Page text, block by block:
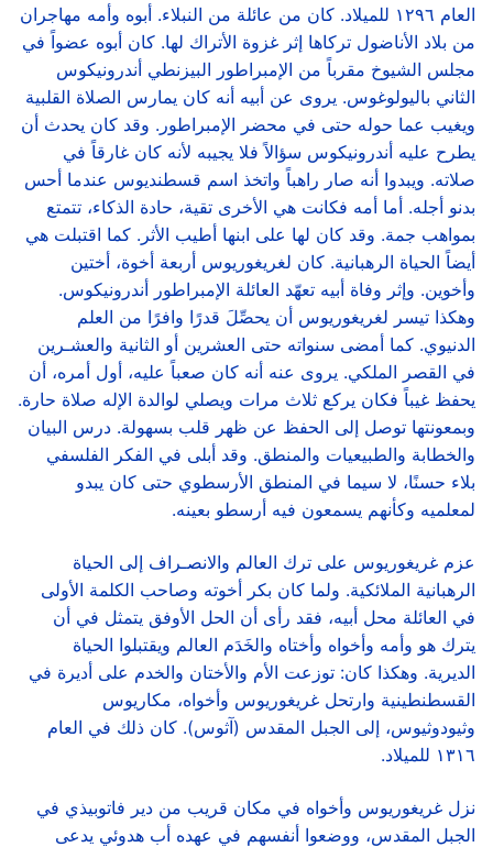
العام ١٢٩٦ للميلاد. كان من عائلة من النبلاء. أبوه وأمه مهاجران
من بلاد الأناضول تركاها إثر غزوة الأتراك لها. كان أبوه عضواً في
مجلس الشيوخ مقرباً من الإمبراطور البيزنطي أندرونيكوس
الثاني باليولوغوس. يروى عن أبيه أنه كان يمارس الصلاة القلبية
ويغيب عما حوله حتى في محضر الإمبراطور. وقد كان يحدث أن
يطرح عليه أندرونيكوس سؤالاً فلا يجيبه لأنه كان غارقاً في
صلاته. ويبدوا أنه صار راهباً واتخذ اسم قسطنديوس عندما أحس
بدنو أجله. أما أمه فكانت هي الأخرى تقية، حادة الذكاء، تتمتع
بمواهب جمة. وقد كان لها على ابنها أطيب الأثر. كما اقتبلت هي
أيضاً الحياة الرهبانية. كان لغريغوريوس أربعة أخوة، أختين
وأخوين. وإثر وفاة أبيه تعهّد العائلة الإمبراطور أندرونيكوس.
وهكذا تيسر لغريغوريوس أن يحصِّلَ قدرًا وافرًا من العلم
الدنيوي. كما أمضى سنواته حتى العشرين أو الثانية والعشـرين
في القصر الملكي. يروى عنه أنه كان صعباً عليه، أول أمره، أن
يحفظ غيباً فكان يركع ثلاث مرات ويصلي لوالدة الإله صلاة حارة.
وبمعونتها توصل إلى الحفظ عن ظهر قلب بسهولة. درس البيان
والخطابة والطبيعيات والمنطق. وقد أبلى في الفكر الفلسفي
بلاء حسنًا، لا سيما في المنطق الأرسطوي حتى كان يبدو
لمعلميه وكأنهم يسمعون فيه أرسطو بعينه.
عزم غريغوريوس على ترك العالم والانصـراف إلى الحياة
الرهبانية الملائكية. ولما كان بكر أخوته وصاحب الكلمة الأولى
في العائلة محل أبيه، فقد رأى أن الحل الأوفق يتمثل في أن
يترك هو وأمه وأخواه وأختاه والخَدَم العالم ويقتبلوا الحياة
الديرية. وهكذا كان: توزعت الأم والأختان والخدم على أديرة في
القسطنطينية وارتحل غريغوريوس وأخواه، مكاريوس
وثيودوثيوس، إلى الجبل المقدس (آثوس). كان ذلك في العام
١٣١٦ للميلاد.
نزل غريغوريوس وأخواه في مكان قريب من دير فاتوبيذي في
الجبل المقدس، ووضعوا أنفسهم في عهده أب هدوئي يدعى